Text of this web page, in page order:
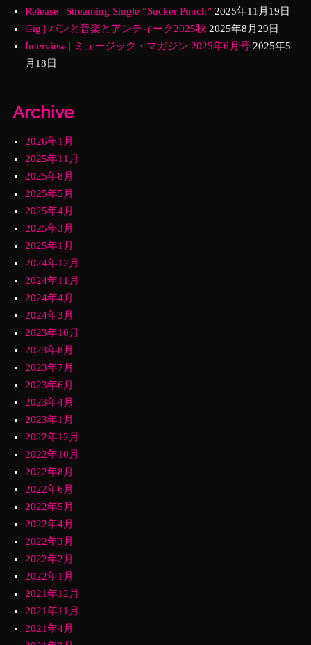
Release | Streaming Single “Sucker Punch” 2025年11月19日
Gig | パンと音楽とアンティーク2025秋 2025年8月29日
Interview | ミュージック・マガジン 2025年6月号 2025年5
月18日
Archive
2026年1月
2025年11月
2025年8月
2025年5月
2025年4月
2025年3月
2025年1月
2024年12月
2024年11月
2024年4月
2024年3月
2023年10月
2023年8月
2023年7月
2023年6月
2023年4月
2023年1月
2022年12月
2022年10月
2022年8月
2022年6月
2022年5月
2022年4月
2022年3月
2022年2月
2022年1月
2021年12月
2021年11月
2021年4月